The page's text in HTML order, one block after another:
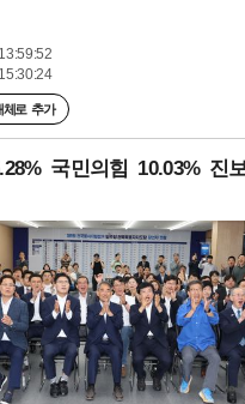
체로 추가
국민의힘 10.03% 진